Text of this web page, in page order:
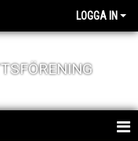
LOGGA IN